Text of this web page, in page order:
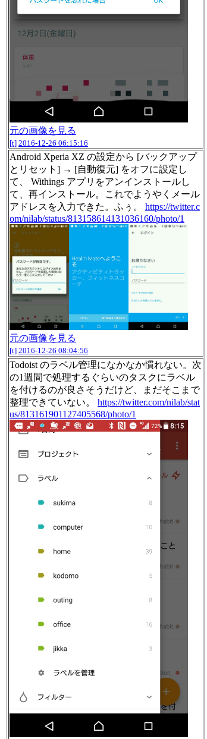
元の画像を見る
[t] 2016-12-26 06:15:16
Android Xperia XZ の設定から [バックアップ
とリセット] → [自動復元] をオフに設定し
て、 Withings アプリをアンインストールし
て、再インストール。これでようやくメール
アドレスを入力できた。ふぅ。 https://twitter.c
om/nilab/status/813158614131036160/photo/1
元の画像を見る
[t] 2016-12-26 08:04:56
Todoist のラベル管理になかなか慣れない。次
の1週間で処理するぐらいのタスクにラベル
を付けるのが良さそうだけど、まだそこまで
整理できていない。 https://twitter.com/nilab/stat
us/813161901127405568/photo/1